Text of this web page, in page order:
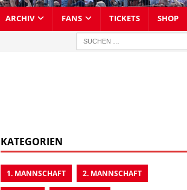
ARCHIV FANS TICKETS SHOP
KATEGORIEN
1. MANNSCHAFT 2. MANNSCHAFT